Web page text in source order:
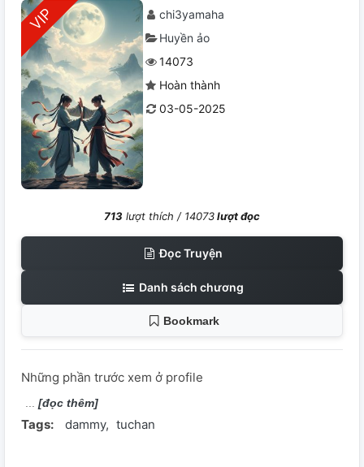
chi3yamaha
Huyền ảo
14073
Hoàn thành
03-05-2025
713 lượt thích / 14073lượt đọc
Đọc Truyện
Danh sách chương
Bookmark
Những phần trước xem ở profile
[đọc thêm]
Tags: dammy tuchan